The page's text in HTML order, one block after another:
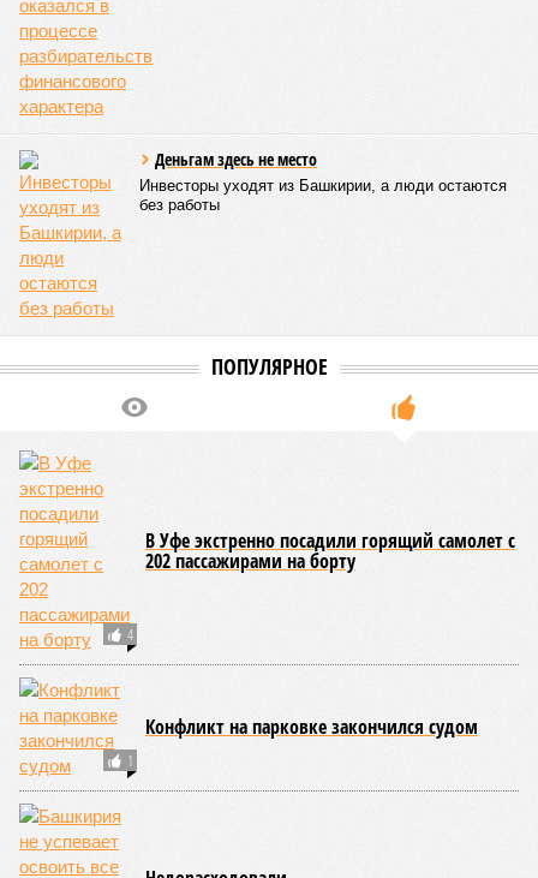
Деньгам здесь не место
Инвесторы уходят из Башкирии, а люди остаются
без работы
ПОПУЛЯРНОЕ
4
В Уфе экстренно посадили горящий самолет с
202 пассажирами на борту
1
Конфликт на парковке закончился судом